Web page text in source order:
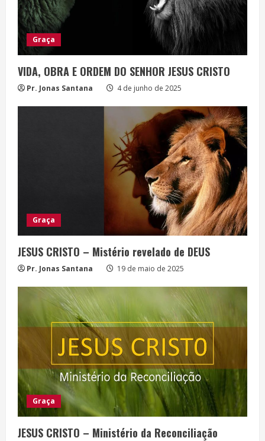
Graça
VIDA, OBRA E ORDEM DO SENHOR JESUS CRISTO
Pr. Jonas Santana 4 de junho de 2025
Graça
JESUS CRISTO – Mistério revelado de DEUS
Pr. Jonas Santana 19 de maio de 2025
Graça
JESUS CRISTO – Ministério da Reconciliação